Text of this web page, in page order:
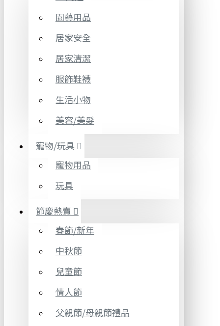
園藝用品
居家安全
居家清潔
服飾鞋襪
生活小物
美容/美髮
寵物/玩具
寵物用品
玩具
節慶熱賣
春節/新年
中秋節
兒童節
情人節
父親節/母親節禮品